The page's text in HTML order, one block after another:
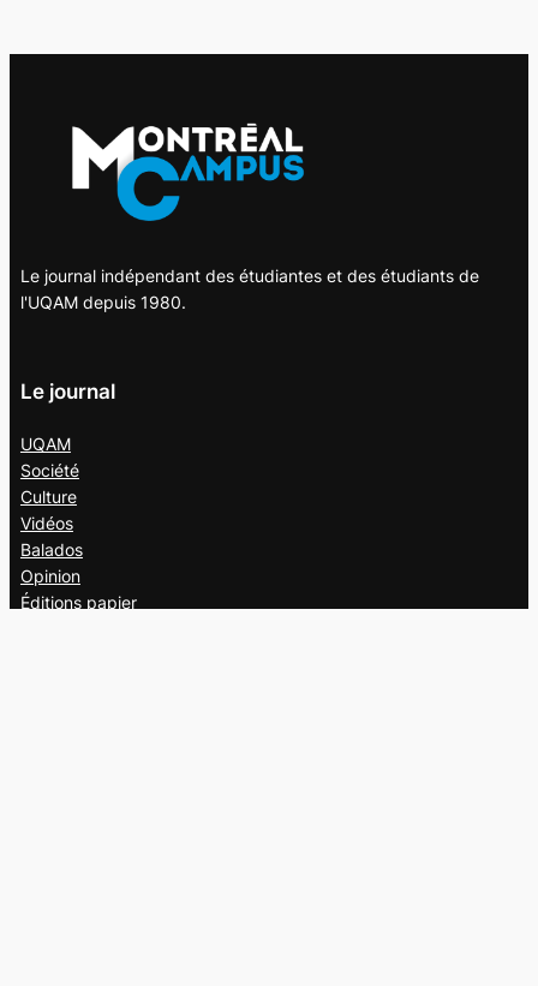
Le journal indépendant des étudiantes et des étudiants de
l'UQAM depuis 1980.
Le journal
UQAM
Société
Culture
Vidéos
Balados
Opinion
Éditions papier